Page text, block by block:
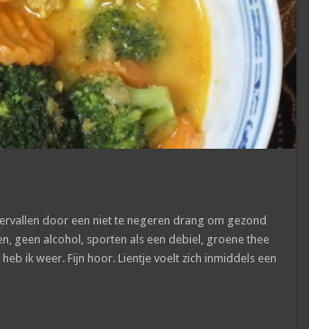
door een niet te negeren drang om gezond
geen alcohol, sporten als een debiel, groene thee
ik weer. Fijn hoor. Lientje voelt zich inmiddels een